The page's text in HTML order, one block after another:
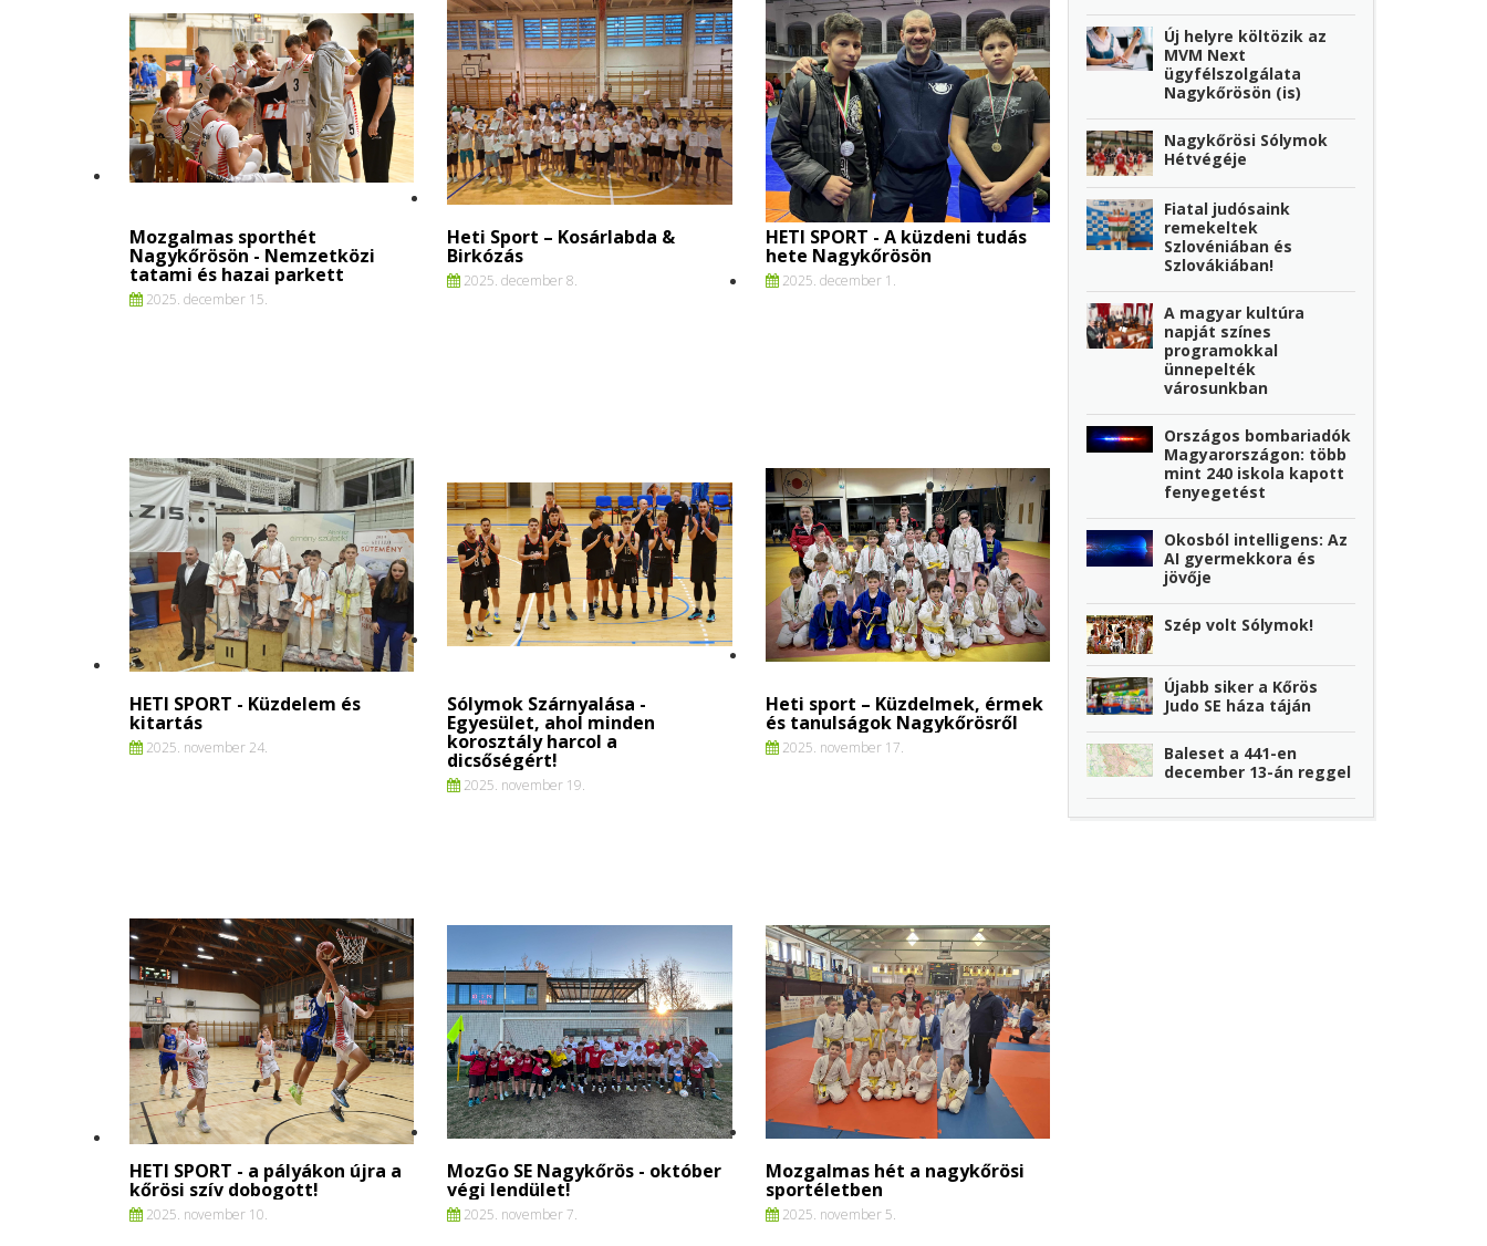
Mozgalmas sporthét
Nagykőrösön - Nemzetközi
tatami és hazai parkett
2025. december 15.
Heti Sport – Kosárlabda &
Birkózás
2025. december 8.
HETI SPORT - A küzdeni tudás
hete Nagykőrösön
2025. december 1.
HETI SPORT - Küzdelem és
kitartás
2025. november 24.
Sólymok Szárnyalása -
Egyesület, ahol minden
korosztály harcol a
dicsőségért!
2025. november 19.
Heti sport – Küzdelmek, érmek
és tanulságok Nagykőrösről
2025. november 17.
HETI SPORT - a pályákon újra a
kőrösi szív dobogott!
2025. november 10.
MozGo SE Nagykőrös - október
végi lendület!
2025. november 7.
Mozgalmas hét a nagykőrösi
sportéletben
2025. november 5.
Új helyre költözik az
MVM Next
ügyfélszolgálata
Nagykőrösön (is)
Nagykőrösi Sólymok
Hétvégéje
Fiatal judósaink
remekeltek
Szlovéniában és
Szlovákiában!
A magyar kultúra
napját színes
programokkal
ünnepelték
városunkban
Országos bombariadók
Magyarországon: több
mint 240 iskola kapott
fenyegetést
Okosból intelligens: Az
AI gyermekkora és
jövője
Szép volt Sólymok!
Újabb siker a Kőrös
Judo SE háza táján
Baleset a 441-en
december 13-án reggel